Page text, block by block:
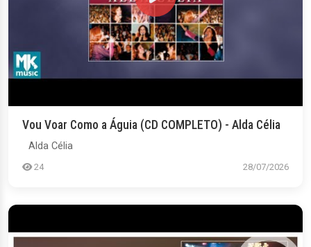
Vou Voar Como a Águia (CD COMPLETO) - Alda Célia
Alda Célia
24 28/07/2026